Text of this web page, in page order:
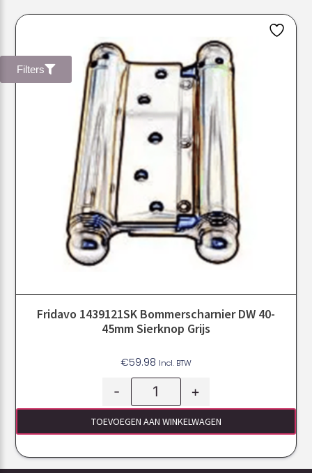
Filters
Fridavo 1439121SK Bommerscharnier DW 40-
45mm Sierknop Grijs
€59.98 Incl. BTW
- +
TOEVOEGEN AAN WINKELWAGEN